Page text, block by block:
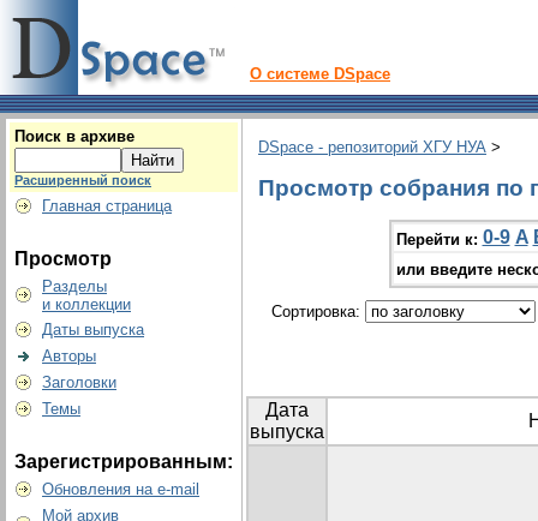
О системе DSpace
Поиск в архиве
Расширенный поиск
Главная страница
Просмотр
Разделы
и коллекции
Даты выпуска
Авторы
Заголовки
Темы
Зарегистрированным:
Обновления на e-mail
Мой архив
DSpace - репозиторий ХГУ НУА >
Просмотр собрания по
Перейти к: 0-9 A
или введите
Сортировка:
Дата
выпуска